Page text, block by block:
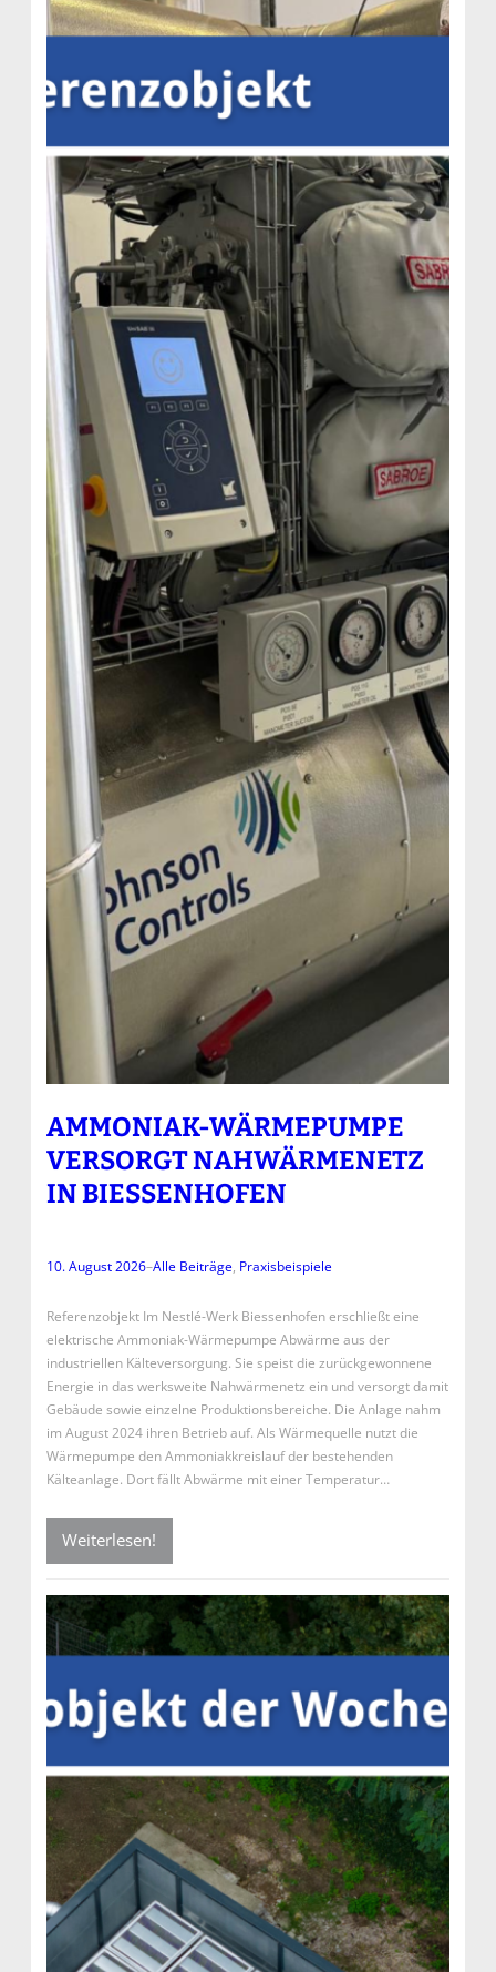
AMMONIAK-WÄRMEPUMPE
VERSORGT NAHWÄRMENETZ
IN BIESSENHOFEN
10. August 2026–Alle Beiträge, Praxisbeispiele
Referenzobjekt Im Nestlé-Werk Biessenhofen erschließt eine
elektrische Ammoniak-Wärmepumpe Abwärme aus der
industriellen Kälteversorgung. Sie speist die zurückgewonnene
Energie in das werksweite Nahwärmenetz ein und versorgt damit
Gebäude sowie einzelne Produktionsbereiche. Die Anlage nahm
im August 2024 ihren Betrieb auf. Als Wärmequelle nutzt die
Wärmepumpe den Ammoniakkreislauf der bestehenden
Kälteanlage. Dort fällt Abwärme mit einer Temperatur…
Weiterlesen!